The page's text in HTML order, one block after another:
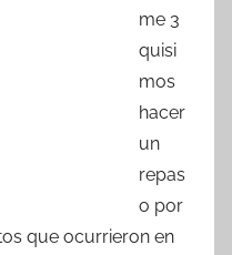
me 3
quisi
mos
hacer
un
repas
o por
que ocurrieron en